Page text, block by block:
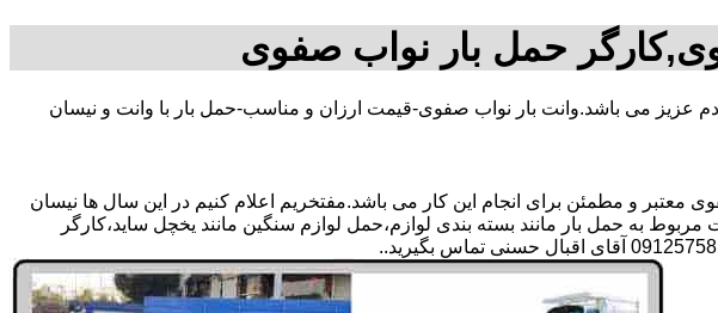
حمل بار نواب صفوی
عزیز می باشد.وانت بار نواب صفوی-قیمت ارزان و مناسب-حمل بار با وانت و نیسان
و مطمئن برای انجام این کار می باشد.مفتخریم اعلام کنیم در این سال ها نیسان
به حمل بار مانند بسته بندی لوازم،حمل لوازم سنگین مانند یخچل ساید،کارگر